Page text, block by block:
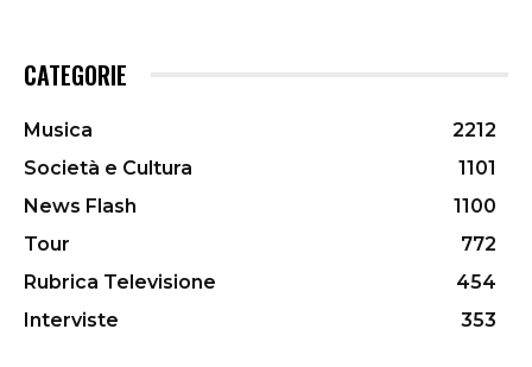
CATEGORIE
Musica
2212
Società e Cultura
1101
News Flash
1100
Tour
772
Rubrica Televisione
454
Interviste
353